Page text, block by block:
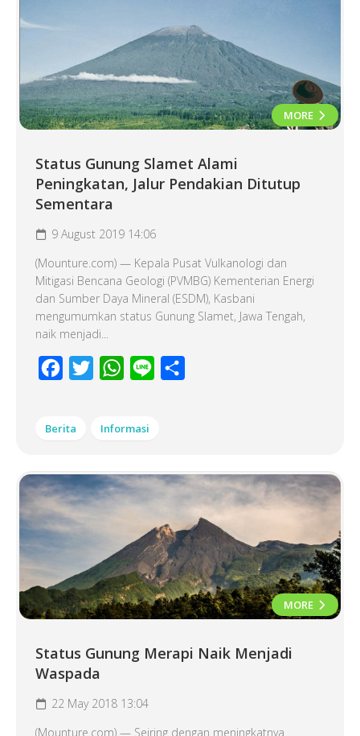
MORE
Status Gunung Slamet Alami
Peningkatan, Jalur Pendakian Ditutup
Sementara
9 August 2019 14:06
(Mounture.com) — Kepala Pusat Vulkanologi dan
Mitigasi Bencana Geologi (PVMBG) Kementerian Energi
dan Sumber Daya Mineral (ESDM), Kasbani
mengumumkan status Gunung Slamet, Jawa Tengah,
naik menjadi...
Facebook
Twitter WhatsApp
Line
Berita Informasi
MORE
Status Gunung Merapi Naik Menjadi
Waspada
22 May 2018 13:04
(Mounture.com) — Seiring dengan meningkatnya